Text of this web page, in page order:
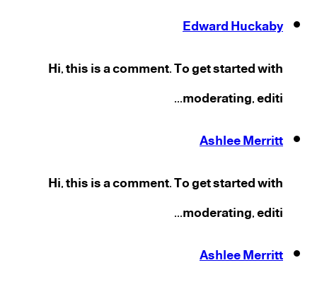
Edward Huckaby
Hi, this is a comment. To get started with
moderating, editi...
Ashlee Merritt
Hi, this is a comment. To get started with
moderating, editi...
Ashlee Merritt